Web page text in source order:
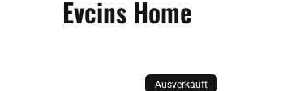
Evcins Home
Ausverkauft